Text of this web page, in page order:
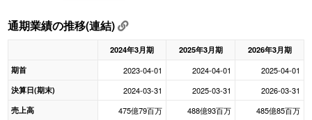
通期業績の推移(連結)
2024年3月期 2025年3月期
2026年3月期
期首
2023-04-01 2024-04-01 2025-04-01
決算日(期末) 2024-03-31 2025-03-31 2026-03-31
売上高
475億79百万
488億93百万
485億85百万